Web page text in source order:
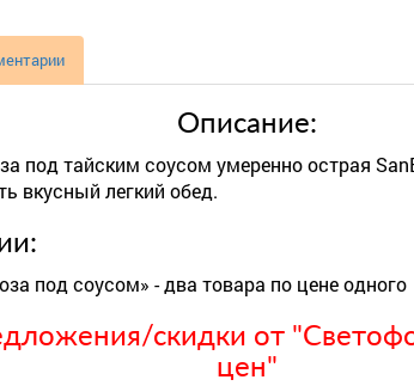
Описание:
под тайским соусом умеренно острая
вкусный легкий обед.
под соусом» - два товара по цене одного
скидки от
цен"